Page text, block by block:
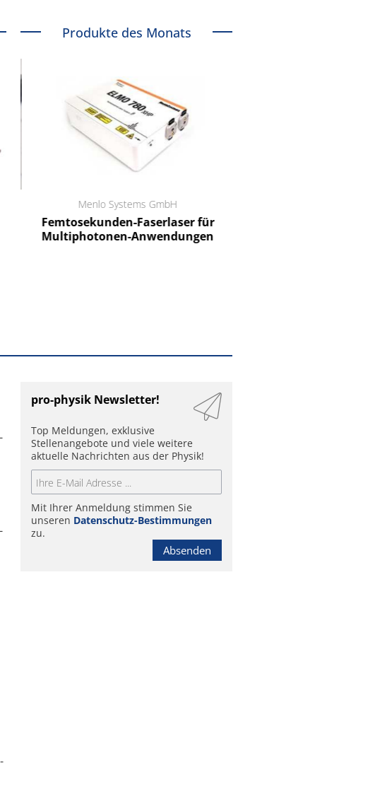
Produkte des Monats
Menlo Systems GmbH
Femtosekunden-Faserlaser für
Multiphotonen-Anwendungen
pro-physik Newsletter!
Top Meldungen, exklusive
Stellenangebote und viele weitere
aktuelle Nachrichten aus der Physik!
Mit Ihrer Anmeldung stimmen Sie
unseren Datenschutz-Bestimmungen
zu.
Absenden